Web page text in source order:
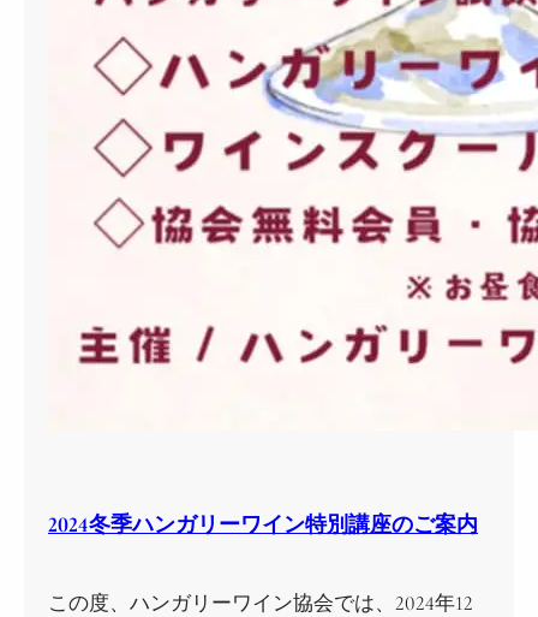
2024冬季ハンガリーワイン特別講座のご案内
この度、ハンガリーワイン協会では、2024年12